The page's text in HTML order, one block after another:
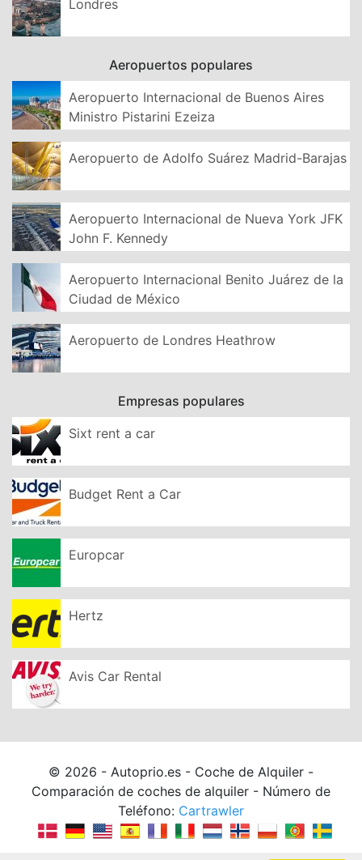
Londres
Aeropuertos populares
Aeropuerto Internacional de Buenos Aires
Ministro Pistarini Ezeiza
Aeropuerto de Adolfo Suárez Madrid-Barajas
Aeropuerto Internacional de Nueva York JFK
John F. Kennedy
Aeropuerto Internacional Benito Juárez de la
Ciudad de México
Aeropuerto de Londres Heathrow
Empresas populares
Sixt rent a car
Budget Rent a Car
Europcar
Hertz
Avis Car Rental
© 2026 - Autoprio.es - Coche de Alquiler -
Comparación de coches de alquiler - Número de
Teléfono: Cartrawler